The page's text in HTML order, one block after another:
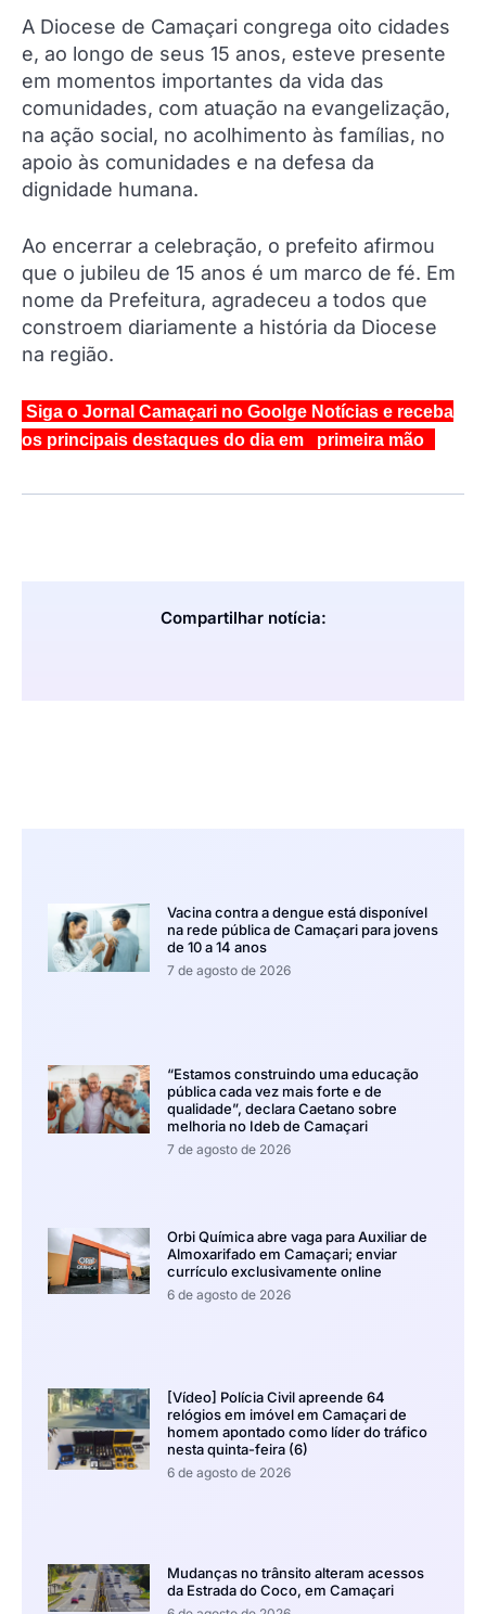
A Diocese de Camaçari congrega oito cidades
e, ao longo de seus 15 anos, esteve presente
em momentos importantes da vida das
comunidades, com atuação na evangelização,
na ação social, no acolhimento às famílias, no
apoio às comunidades e na defesa da
dignidade humana.
Ao encerrar a celebração, o prefeito afirmou
que o jubileu de 15 anos é um marco de fé. Em
nome da Prefeitura, agradeceu a todos que
constroem diariamente a história da Diocese
na região.
Siga o Jornal Camaçari no Goolge Notícias e receba
os principais destaques do dia em primeira mão
Compartilhar notícia:
Vacina contra a dengue está disponível
na rede pública de Camaçari para jovens
de 10 a 14 anos
7 de agosto de 2026
“Estamos construindo uma educação
pública cada vez mais forte e de
qualidade”, declara Caetano sobre
melhoria no Ideb de Camaçari
7 de agosto de 2026
Orbi Química abre vaga para Auxiliar de
Almoxarifado em Camaçari; enviar
currículo exclusivamente online
6 de agosto de 2026
[Vídeo] Polícia Civil apreende 64
relógios em imóvel em Camaçari de
homem apontado como líder do tráfico
nesta quinta-feira (6)
6 de agosto de 2026
Mudanças no trânsito alteram acessos
da Estrada do Coco, em Camaçari